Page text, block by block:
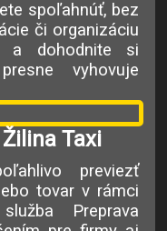
spoľahnúť, bez
či organizáciu
a dohodnite si
vyhovuje
Taxi
previezť
tovar v rámci
Preprava